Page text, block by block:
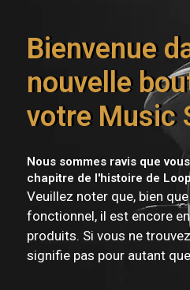
Vous devez être
Bienvenue
nouvelle
votre Music
Nous sommes ravis que
chapitre de l'histoire de
Veuillez noter que, bien
fonctionnel, il est encore
produits. Si vous ne
signifie pas pour autant